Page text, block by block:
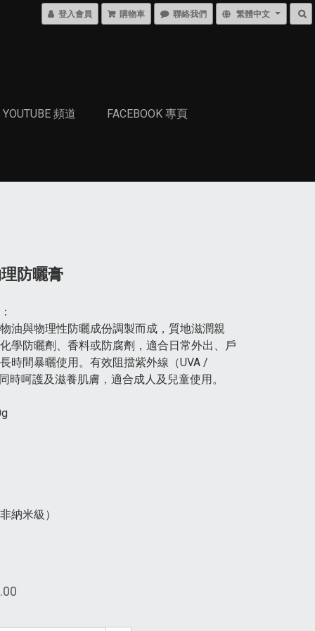
登入會員 購物車 聯絡我們 繁體中文
頻道 FACEBOOK 專頁
防曬膏
油與物理性防曬成份調製而成，質地滋潤親
學防曬劑、香料或防腐劑，適合日常外出、戶
時間暴曬使用。有效阻擋紫外線（UVA /
時呵護及滋養肌膚，適合成人及兒童使用。
納米級）